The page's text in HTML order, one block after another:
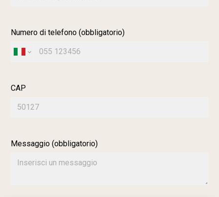
Numero di telefono (obbligatorio)
CAP
Messaggio (obbligatorio)